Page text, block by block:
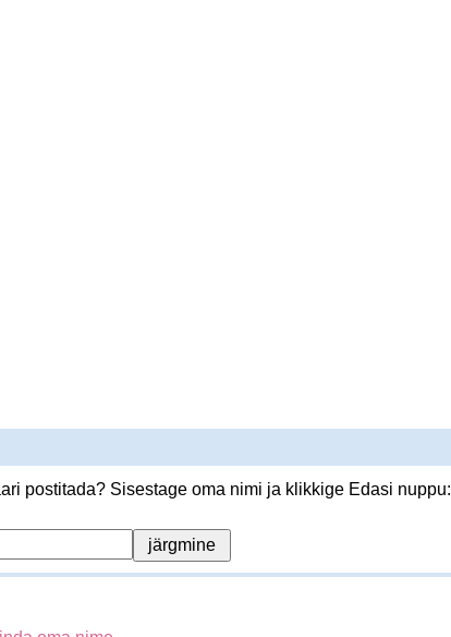
postitada? Sisestage oma nimi ja klikkige Edasi nuppu: